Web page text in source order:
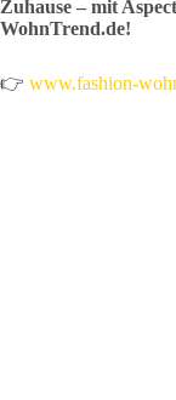
Zuhause – mit
WohnTrend.de!
👉 www.fashion-